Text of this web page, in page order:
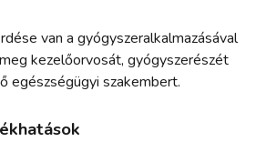
van a gyógyszeralkalmazásával
kezelőorvosát, gyógyszerészét
egészségügyi szakembert.